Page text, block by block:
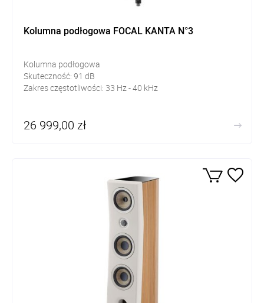
Kolumna podłogowa FOCAL KANTA N°3
Kolumna podłogowa
Skuteczność: 91 dB
Zakres częstotliwości: 33 Hz - 40 kHz
26 999,00 zł